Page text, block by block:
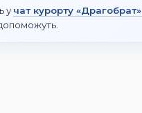
у чат курорту «Драгобрат»